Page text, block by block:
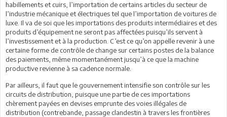
habillements et cuirs, l’importation de certains articles du secteur de
l’industrie mécanique et électriques tel que l’importation de voitures de
luxe. Il va de soi que les importations des produits intermédiaires et des
produits d’équipement ne seront pas affectées puisqu’ils servent à
l’investissement et à la production. C’est ce qu’on appelle revenir à une
certaine forme de contrôle de change sur certains postes de la balance
des paiements, même momentanément jusqu’à ce que la machine
productive revienne à sa cadence normale.
Par ailleurs, il faut que le gouvernement intensifie son contrôle sur les
circuits de distribution, puisque une partie de ces importations
chèrement payées en devises emprunte des voies illégales de
distribution (contrebande, passage clandestin à travers les frontières